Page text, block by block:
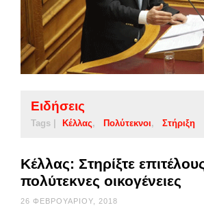
Ειδήσεις
Tags | Κέλλας Πολύτεκνοι Στήριξη
Κέλλας: Στηρίξτε
πολύτεκνες οικογένειες
26 ΦΕΒΡΟΥΑΡΊΟΥ, 2018